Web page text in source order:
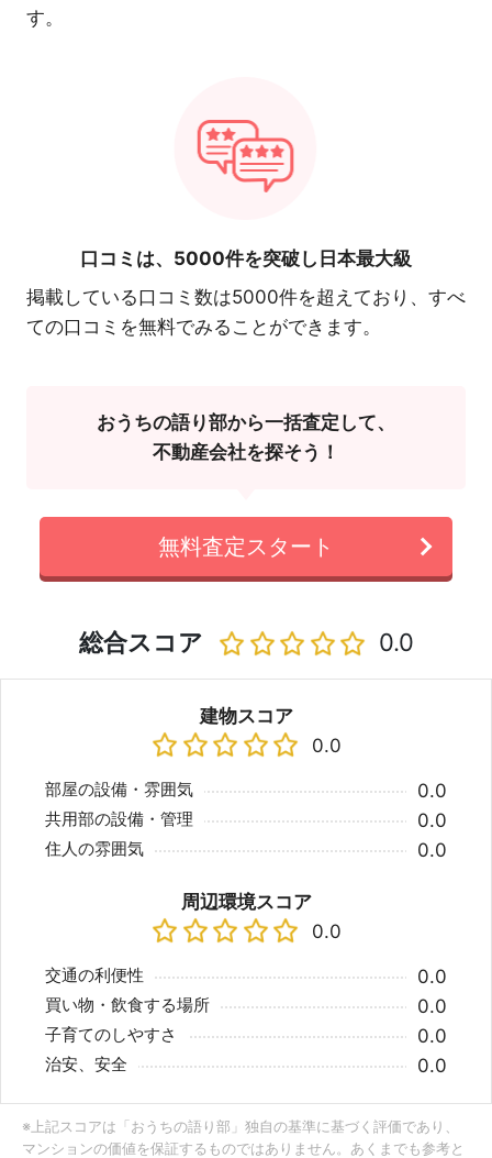
す。
口コミは、 5000件を突破し日本最大級
掲載している口コミ数は5000件を超えており、すべ
ての口コミを無料でみることができます。
おうちの語り部から一括査定して、
不動産会社を探そう！
無料査定スタート
総合スコア 0.0
建物スコア
0.0
部屋の設備・雰囲気 0.0
共用部の設備・管理 0.0
住人の雰囲気 0.0
周辺環境スコア
0.0
交通の利便性 0.0
買い物・飲食する場所 0.0
子育てのしやすさ 0.0
治安、安全 0.0
※上記スコアは「おうちの語り部」独自の基準に基づく評価であり、
マンションの価値を保証するものではありません。あくまでも参考と